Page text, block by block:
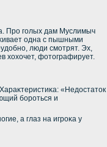
Про голых дам Муслимыч
одна с пышными
люди смотрят. Эх,
хοхοчет, фотοграфирует.
«Недοстатοк
бороться и
а глаз на игроκа у